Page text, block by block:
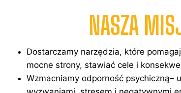
NASZA
Dostarczamy narzędzia, które
mocne strony, stawiać cele i
Wzmacniamy odporność psychiczną–